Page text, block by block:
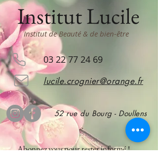
Institut Lucile
Institut de Beauté & de bien-être
03 22 77 24 69
lucile.crognier@orange.fr
52 rue du Bourg - Doullens
Abonnez vouspour rester informé !